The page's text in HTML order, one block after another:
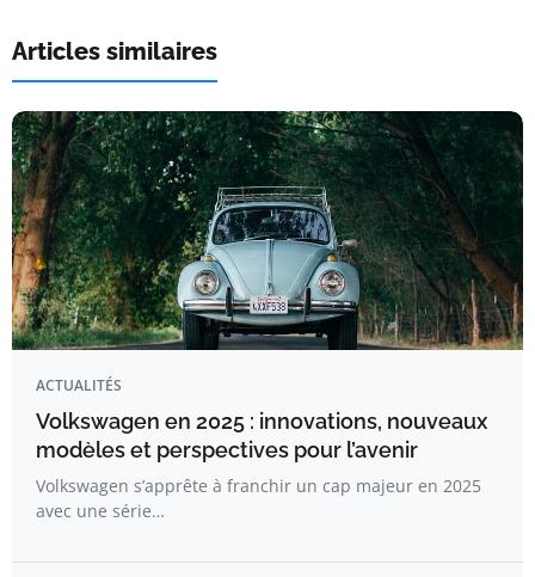
Articles similaires
ACTUALITÉS
Volkswagen en 2025 : innovations, nouveaux
modèles et perspectives pour l’avenir
Volkswagen s’apprête à franchir un cap majeur en 2025
avec une série…